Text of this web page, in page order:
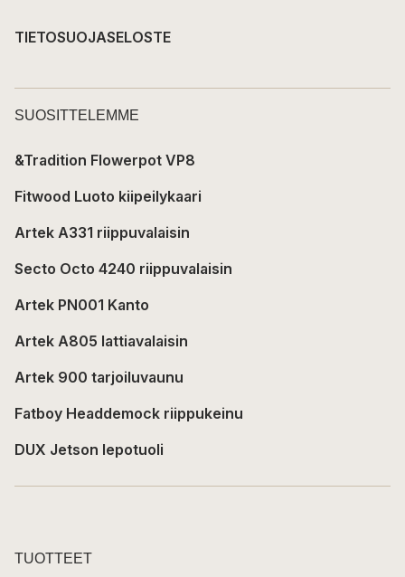
TIETOSUOJASELOSTE
SUOSITTELEMME
&Tradition Flowerpot VP8
Fitwood Luoto kiipeilykaari
Artek A331 riippuvalaisin
Secto Octo 4240 riippuvalaisin
Artek PN001 Kanto
Artek A805 lattiavalaisin
Artek 900 tarjoiluvaunu
Fatboy Headdemock riippukeinu
DUX Jetson lepotuoli
TUOTTEET